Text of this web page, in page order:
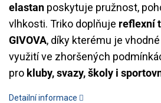
elastan poskytuje pružnost,
vlhkosti. Triko doplňuje reflexní
GIVOVA, díky kterému je
využití ve zhoršených
pro kluby, svazy, školy i
Detailní informace